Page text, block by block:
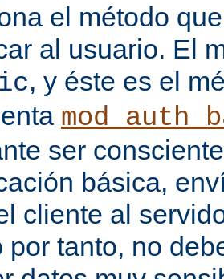
el método
al usuario. El
, y éste es el
ser
básica,
cliente al
por tanto, no